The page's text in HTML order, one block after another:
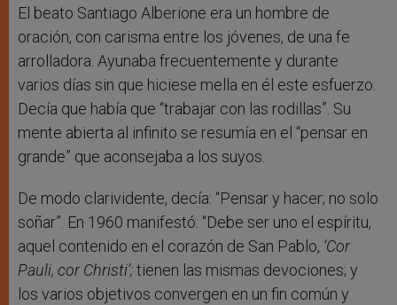
El beato Santiago Alberione era un hombre de
oración, con carisma entre los jóvenes, de una fe
arrolladora. Ayunaba frecuentemente y durante
varios días sin que hiciese mella en él este esfuerzo.
Decía que había que “trabajar con las rodillas”. Su
mente abierta al infinito se resumía en el “pensar en
grande” que aconsejaba a los suyos.
De modo clarividente, decía: “Pensar y hacer; no solo
soñar”. En 1960 manifestó: “Debe ser uno el espíritu,
aquel contenido en el corazón de San Pablo, ‘Cor
Pauli, cor Christi’;tienen las mismas devociones; y
los varios objetivos convergen en un fin común y